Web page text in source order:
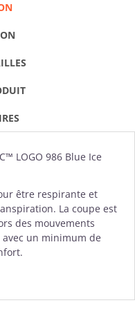
LOGO 986 Blue Ice
être respirante et
La coupe est
des mouvements
un minimum de